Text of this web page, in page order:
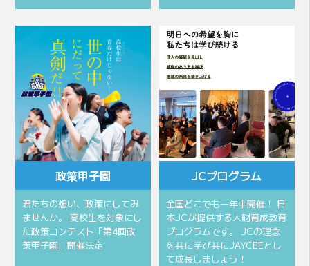
政策甲子園
君たちの想い、政策にしてみ
ませんか。 高校生を対象にし
た政策コンテスト「第4回政
策甲子園」開催決定
JCプログラム
全国どこでも一年中開催！ 日
本JCが提供する人財育成教育
プログラムです。 JCの理念
を共に学び共にJAYCEEとし
て成長しましょう！